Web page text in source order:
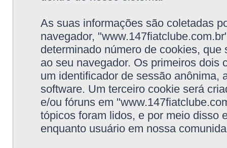
As suas informações são coletadas
navegador,
determinado número de cookies,
ao seu navegador. Os primeiros dois
um identificador de sessão anônima,
software. Um terceiro cookie será
e/ou fóruns em
tópicos foram lidos, e por meio disso
enquanto usuário em nossa